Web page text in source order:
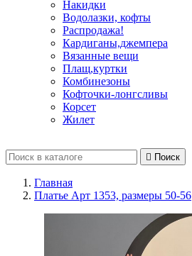
Накидки
Водолазки, кофты
Распродажа!
Кардиганы,джемпера
Вязанные вещи
Плащ,куртки
Комбинезоны
Кофточки-лонгсливы
Корсет
Жилет
 Поиск
Главная
Платье Арт 1353, размеры 50-56